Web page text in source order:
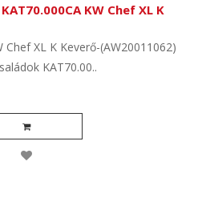
KW Chef XL K
Chef XL K Keverő-(AW20011062)
KAT70.00..